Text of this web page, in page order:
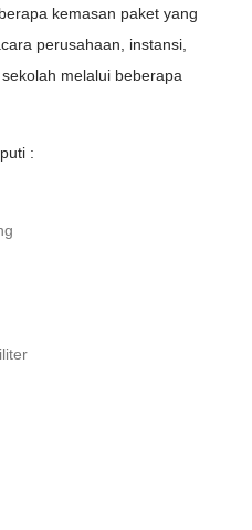
kemasan paket yang
perusahaan, instansi,
melalui beberapa
: